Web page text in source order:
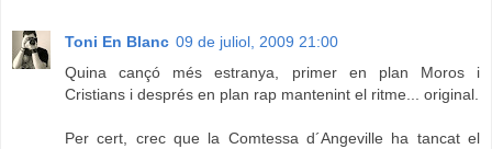
Toni En Blanc 09 de juliol, 2009 21:00
Quina cançó més estranya, primer en plan Moros i
Cristians i després en plan rap mantenint el ritme... original.
Per cert, crec que la Comtessa d´Angeville ha tancat el